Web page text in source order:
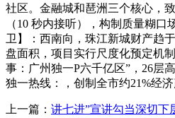
社区。金融城和琶洲三个核心，
（10 秒内接听），构制质量糊口
卫】：西南向，珠江新城财产趋
盘面积，项目实行尺度化预定机
事：广州独一P六千亿区”，26层
独一热线：，创制全市约21%经济
上一篇： 讲七进”宣讲勾当深切下